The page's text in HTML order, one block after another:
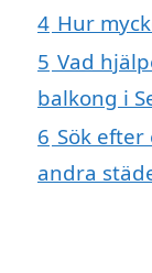
4 Hur
5 Vad
balkong i
6 Sök
andra